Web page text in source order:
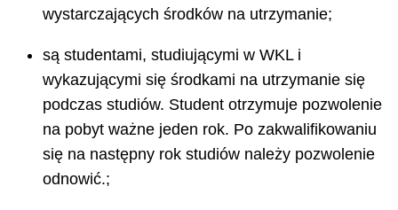
wystarczających środków na utrzymanie;
są studentami, studiującymi w WKL i
wykazującymi się środkami na utrzymanie się
podczas studiów. Student otrzymuje pozwolenie
na pobyt ważne jeden rok. Po zakwalifikowaniu
się na następny rok studiów należy pozwolenie
odnowić.;